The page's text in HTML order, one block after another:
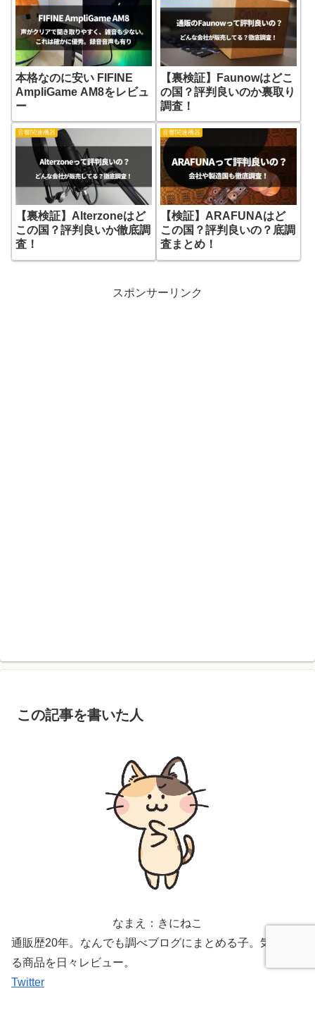
本格なのに安い FIFINE
AmpliGame AM8をレビュ
ー
【裏検証】Faunowはどこ
の国？評判良いのか裏取り
調査！
音響関連機器
【裏検証】Alterzoneはど
この国？評判良いか徹底調
査！
音響関連機器
【検証】ARAFUNAはど
この国？評判良いの？底調
査まとめ！
スポンサーリンク
この記事を書いた人
なまえ：きにねこ
通販歴20年。なんでも調べブログにまとめる子。気にな
る商品を日々レビュー。
Twitter